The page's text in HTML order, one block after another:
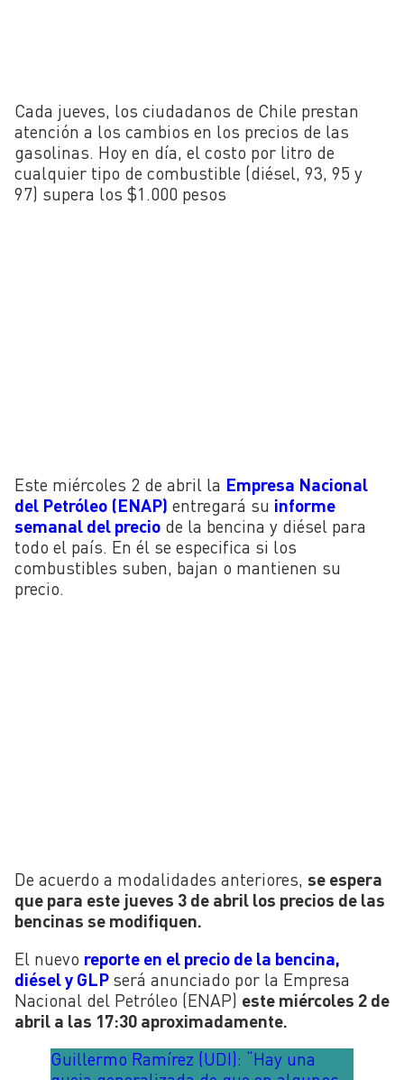
Cada jueves, los ciudadanos de Chile prestan
atención a los cambios en los precios de las
gasolinas. Hoy en día, el costo por litro de
cualquier tipo de combustible (diésel, 93, 95 y
97) supera los $1.000 pesos
Este miércoles 2 de abril la Empresa Nacional
del Petróleo (ENAP) entregará su informe
semanal del precio de la bencina y diésel para
todo el país. En él se especifica si los
combustibles suben, bajan o mantienen su
precio.
De acuerdo a modalidades anteriores, se espera
que para este jueves 3 de abril los precios de las
bencinas se modifiquen.
El nuevo reporte en el precio de la bencina,
diésel y GLP será anunciado por la Empresa
Nacional del Petróleo (ENAP) este miércoles 2 de
abril a las 17:30 aproximadamente.
Guillermo Ramírez (UDI): “Hay una